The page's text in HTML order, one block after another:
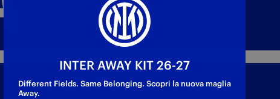
INTER AWAY KIT 26-27
Different Fields. Same Belonging. Scopri la nuova maglia
Away.